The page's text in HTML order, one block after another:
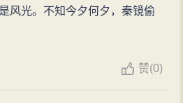
风光。不知今夕何夕，秦镜偷
赞(0)